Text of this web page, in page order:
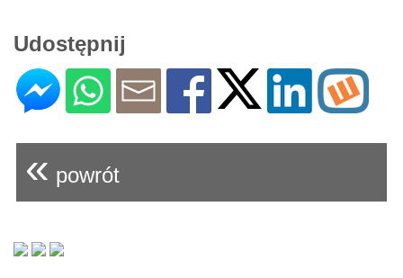
Udostępnij
« powrót